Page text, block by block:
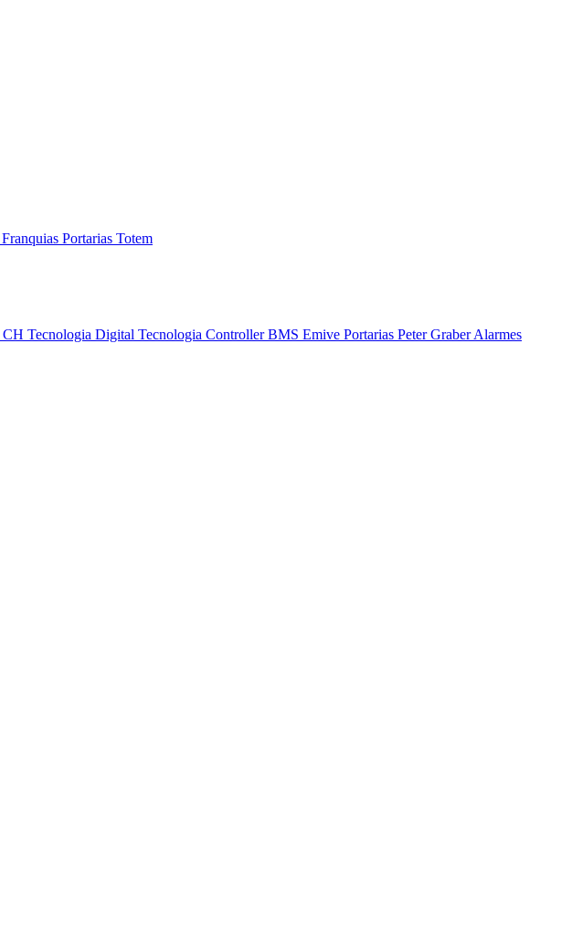
Franquias Portarias Totem
CH Tecnologia Digital Tecnologia Controller BMS Emive Portarias Peter Graber Alarmes